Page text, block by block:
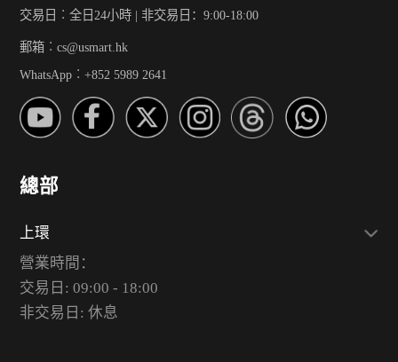
交易日︰全日24小時 | 非交易日：9:00-18:00
郵箱︰cs@usmart.hk
WhatsApp︰+852 5989 2641
總部
上環
營業時間：
交易日: 09:00 - 18:00
非交易日: 休息